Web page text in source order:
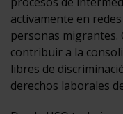
activamente en
personas
contribuir a la
libres de
derechos laborales